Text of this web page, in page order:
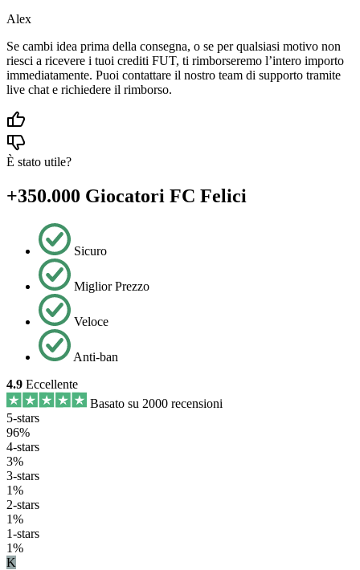
Alex
Se cambi idea prima della consegna, o se per qualsiasi motivo non
riesci a ricevere i tuoi crediti FUT, ti rimborseremo l’intero importo
immediatamente. Puoi contattare il nostro team di supporto tramite
live chat e richiedere il rimborso.
È stato utile?
+350.000 Giocatori FC Felici
Sicuro
Miglior Prezzo
Veloce
Anti-ban
4.9 Eccellente
Basato su 2000 recensioni
5-stars
96%
4-stars
3%
3-stars
1%
2-stars
1%
1-stars
1%
K